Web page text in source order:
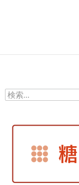
検
索: